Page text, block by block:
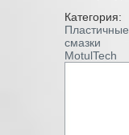
Категория:
Пластичные
смазки
MotulTech